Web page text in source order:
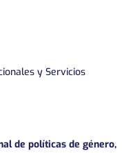
y Servicios
de políticas de género,